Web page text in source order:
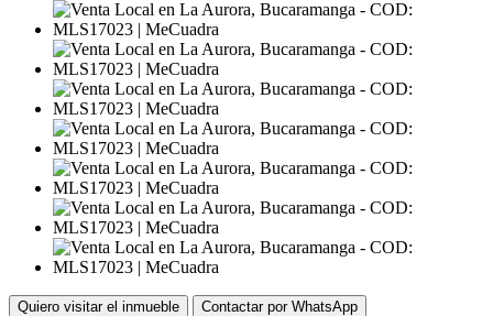
Quiero visitar el inmueble Contactar por WhatsApp